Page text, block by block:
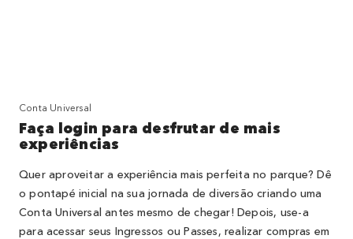
Conta Universal
Faça login para desfrutar de mais
experiências
Quer aproveitar a experiência mais perfeita no parque? Dê
o pontapé inicial na sua jornada de diversão criando uma
Conta Universal antes mesmo de chegar! Depois, use-a
para acessar seus Ingressos ou Passes, realizar compras em